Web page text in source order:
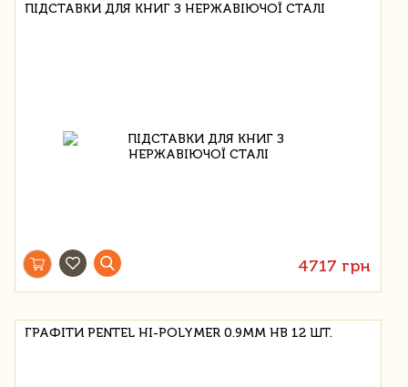
ПІДСТАВКИ ДЛЯ КНИГ З НЕРЖАВІЮЧОЇ СТАЛІ
4717 грн
ГРАФІТИ PENTEL HI-POLYMER 0.9MM HB 12 ШТ.